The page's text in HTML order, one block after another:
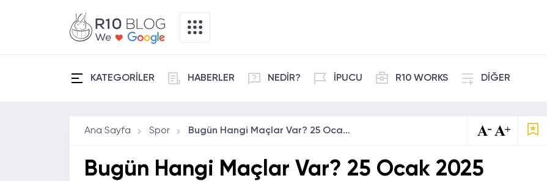
KATEGORİLER HABERLER NEDİR? İPUCU R10 WORKS DİĞER
Ana Sayfa Spor Bugün Hangi Maçlar Var? 25 Ocak 2025 Cumartesi Günü Maç Programı ve Yayın Bilgileri
Bugün Hangi Maçlar Var? 25 Ocak 2025